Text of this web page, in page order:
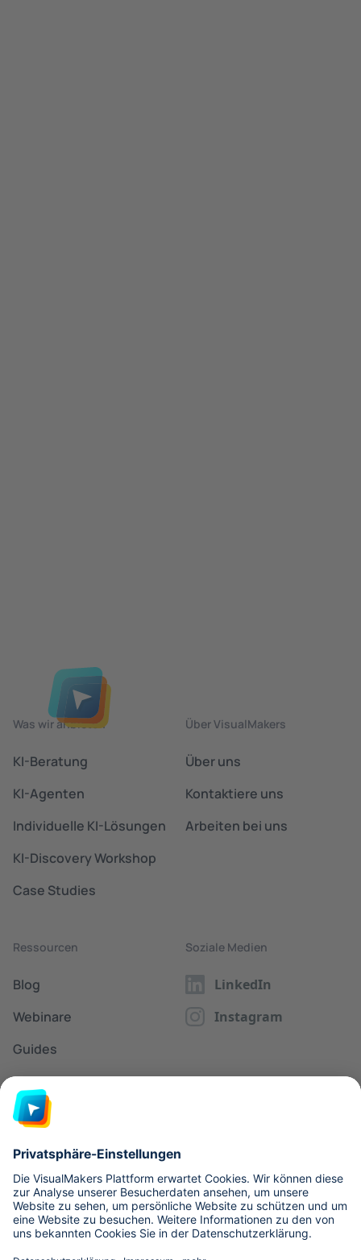
Was wir anbieten
KI-Beratung
KI-Agenten
Individuelle KI-Lösungen
KI-Discovery Workshop
Case Studies
Über VisualMakers
Über uns
Kontaktiere uns
Arbeiten bei uns
Ressourcen
Blog
Webinare
Guides
Glossar
Soziale Medien
LinkedIn
Instagram